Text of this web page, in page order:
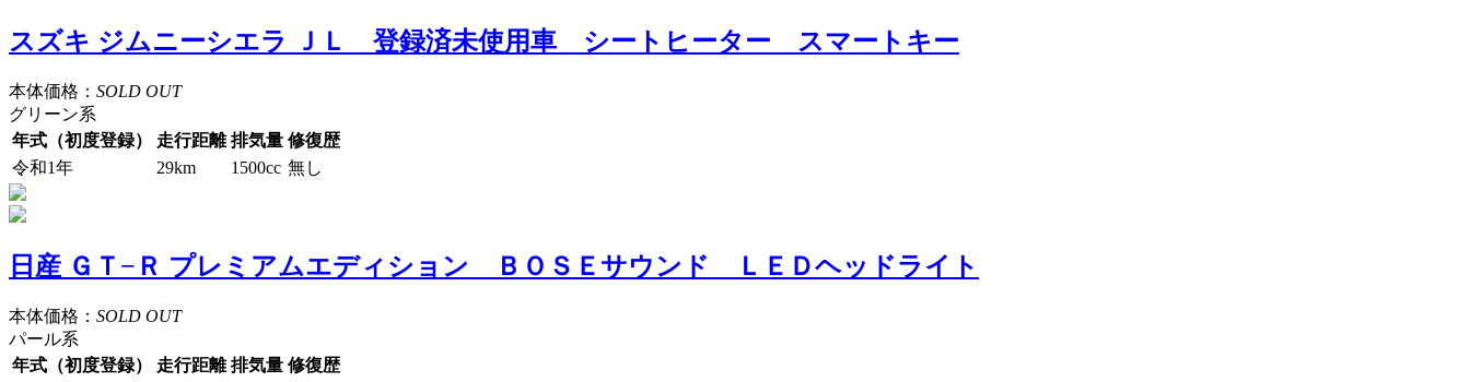
スズキ ジムニーシエラ ＪＬ 登録済未使用車 シートヒーター スマートキー
本体価格： SOLD OUT
グリーン系
年式（初度登録）
走行距離 排気量 修復歴
令和1年
29km 1500cc 無し
日産 ＧＴ−Ｒ プレミアムエディション ＢＯＳＥサウンド ＬＥＤヘッドライト
本体価格： SOLD OUT
パール系
年式（初度登録）
走行距離 排気量 修復歴